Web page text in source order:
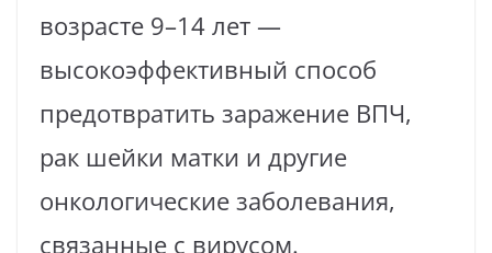
возрасте 9–14 лет —
высокоэффективный способ
предотвратить заражение ВПЧ,
рак шейки матки и другие
онкологические заболевания,
связанные с вирусом.